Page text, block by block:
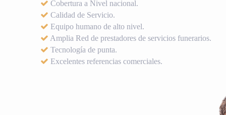
Cobertura a Nivel nacional.
Calidad de Servicio.
Equipo humano de alto nivel.
Amplia Red de prestadores de servicios funerarios.
Tecnología de punta.
Excelentes referencias comerciales.